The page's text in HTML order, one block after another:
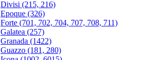
Divisi (215, 216)
Epoque (326)
Forte (701, 702, 704, 707, 708, 711)
Galatea (257)
Granada (1422)
Guazzo (181, 280)